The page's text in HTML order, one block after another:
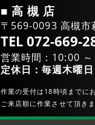
■ 高 槻 店
〒569-0093 高槻市
TEL 072-669-
営業時間：10:00
定休日：毎週木曜日
作業の受付は18時頃までに
ご来店順に作業させて頂き